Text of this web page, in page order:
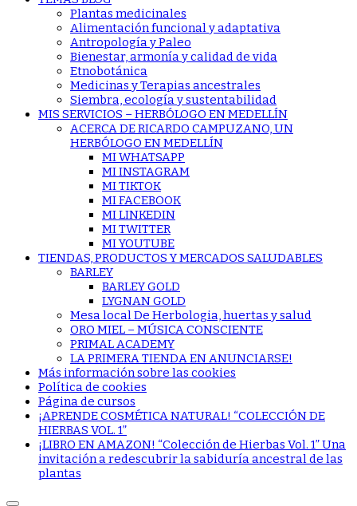
Plantas medicinales
Alimentación funcional y adaptativa
Antropología y Paleo
Bienestar, armonía y calidad de vida
Etnobotánica
Medicinas y Terapias ancestrales
Siembra, ecología y sustentabilidad
MIS SERVICIOS – HERBÓLOGO EN MEDELLÍN
ACERCA DE RICARDO CAMPUZANO, UN
HERBÓLOGO EN MEDELLÍN
MI WHATSAPP
MI INSTAGRAM
MI TIKTOK
MI FACEBOOK
MI LINKEDIN
MI TWITTER
MI YOUTUBE
TIENDAS, PRODUCTOS Y MERCADOS SALUDABLES
BARLEY
BARLEY GOLD
LYGNAN GOLD
Mesa local De Herbologia, huertas y salud
ORO MIEL – MÚSICA CONSCIENTE
PRIMAL ACADEMY
LA PRIMERA TIENDA EN ANUNCIARSE!
Más información sobre las cookies
Política de cookies
Página de cursos
¡APRENDE COSMÉTICA NATURAL! “COLECCIÓN DE
HIERBAS VOL. 1”
¡LIBRO EN AMAZON! “Colección de Hierbas Vol. 1” Una
invitación a redescubrir la sabiduría ancestral de las
plantas